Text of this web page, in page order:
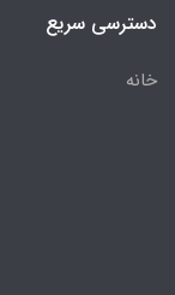
دسترسی سریع
خانه